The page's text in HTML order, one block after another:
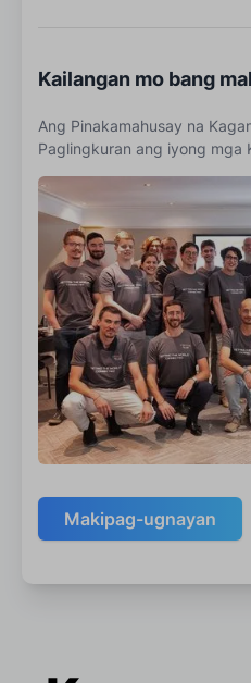
Kailangan mo bang
Ang Pinakamahusay na
Paglingkuran ang iyong mga
Makipag-ugnayan